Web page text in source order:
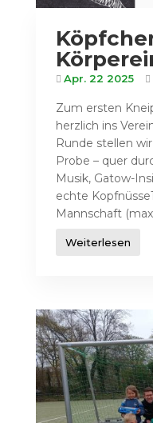
Apr. 22 2025
Zum ersten
herzlich ins
Runde stellen
Probe – quer
Musik, Gatow-
echte
Mannschaft
Weiterlesen